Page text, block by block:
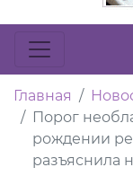
Главная
Порог
рождении
разъяснила